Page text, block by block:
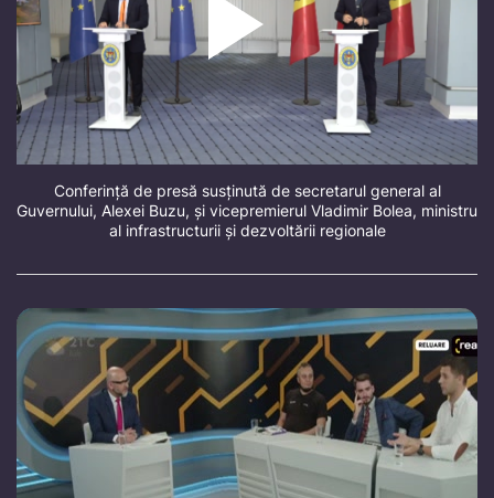
Conferință de presă susținută de secretarul general al
Guvernului, Alexei Buzu, și vicepremierul Vladimir Bolea, ministru
al infrastructurii și dezvoltării regionale